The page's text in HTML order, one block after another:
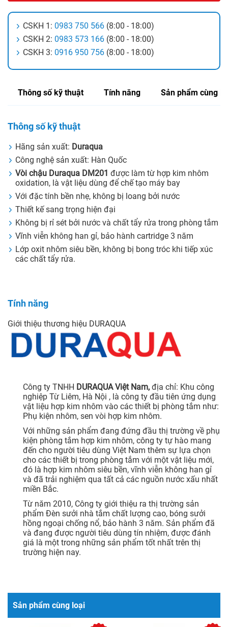
CSKH 1: 0983 750 566 (8:00 - 18:00)
CSKH 2: 0983 573 166 (8:00 - 18:00)
CSKH 3: 0916 950 756 (8:00 - 18:00)
Thông số kỹ thuật Tính năng Sản phẩm cùng
Thông số kỹ thuật
Hãng sản xuất: Duraqua
Công nghệ sản xuất: Hàn Quốc
Vòi chậu Duraqua DM201 được làm từ hợp kim nhôm
oxidation, là vật liệu dùng để chế tạo máy bay
Với đặc tính bền nhẹ, không bị loang bởi nước
Thiết kế sang trọng hiện đại
Không bị rỉ sét bởi nước và chất tẩy rửa trong phòng tắm
Vĩnh viễn không han gỉ, bảo hành cartridge 3 năm
Lớp oxit nhôm siêu bền, không bị bong tróc khi tiếp xúc
các chất tẩy rửa.
Tính năng
Giới thiệu thương hiệu DURAQUA
Công ty TNHH DURAQUA Việt Nam, địa chỉ: Khu công
nghiệp Từ Liêm, Hà Nội , là công ty đầu tiên ứng dụng
vật liệu hợp kim nhôm vào các thiết bị phòng tắm như:
Phụ kiện nhôm, sen vòi hợp kim nhôm.
Với những sản phẩm đang đứng đầu thị trường về phụ
kiện phòng tắm hợp kim nhôm, công ty tự hào mang
đến cho người tiêu dùng Việt Nam thêm sự lựa chọn
cho các thiết bị trong phòng tắm với một vật liệu mới,
đó là hợp kim nhôm siêu bền, vĩnh viễn không han gỉ
và đã trải nghiệm qua tất cả các nguồn nước xấu nhất
miền Bắc.
Từ năm 2010, Công ty giới thiệu ra thị trường sản
phẩm Đèn sưởi nhà tắm chất lượng cao, bóng sưởi
hồng ngoại chống nổ, bảo hành 3 năm. Sản phẩm đã
và đang được người tiêu dùng tín nhiệm, được đánh
giá là một trong những sản phẩm tốt nhất trên thị
trường hiện nay.
Sản phẩm cùng loại